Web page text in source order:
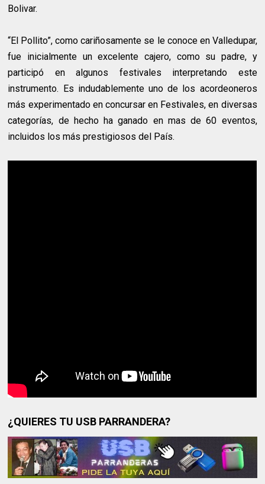
Bolivar.
“El Pollito”, como cariñosamente se le conoce en Valledupar,
fue inicialmente un excelente cajero, como su padre, y
participó en algunos festivales interpretando este
instrumento. Es indudablemente uno de los acordeoneros
más experimentado en concursar en Festivales, en diversas
categorías, de hecho ha ganado en mas de 60 eventos,
incluidos los más prestigiosos del País.
¿QUIERES TU USB PARRANDERA?